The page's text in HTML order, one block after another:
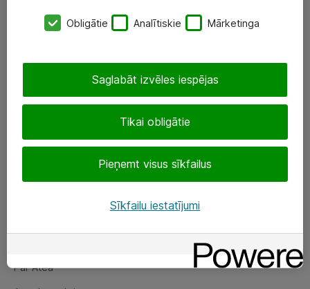
SIA „ATEA”
eShop@atea.lv
Sekojiet mums
Par Atea
Par Atea
Obligātie Analītiskie Mārketinga
Tikai obligātie
Pieņemt visus sīkfailus
Saglabāt izvēles iespējas
Sīkfailu iestatījumi